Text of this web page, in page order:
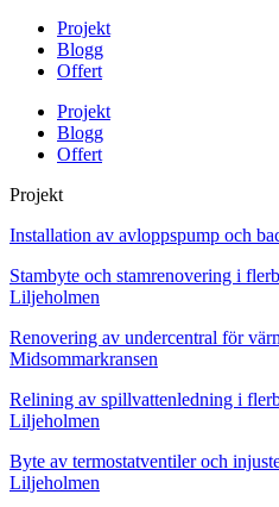
Projekt
Blogg
Offert
Projekt
Blogg
Offert
Projekt
Installation av avloppspump och
Stambyte och stamrenovering i
Liljeholmen
Renovering av undercentral för
Midsommarkransen
Relining av spillvattenledning i
Liljeholmen
Byte av termostatventiler och
Liljeholmen